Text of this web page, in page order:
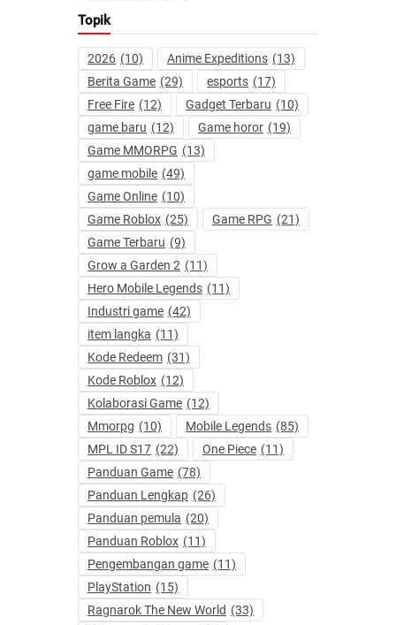
Topik
2026 (10) Anime Expeditions (13)
Berita Game (29) esports (17)
Free Fire (12) Gadget Terbaru (10)
game baru (12) Game horor (19)
Game MMORPG (13)
game mobile (49)
Game Online (10)
Game Roblox (25) Game RPG (21)
Game Terbaru (9)
Grow a Garden 2 (11)
Hero Mobile Legends (11)
Industri game (42)
item langka (11)
Kode Redeem (31)
Kode Roblox (12)
Kolaborasi Game (12)
Mmorpg (10) Mobile Legends (85)
MPL ID S17 (22) One Piece (11)
Panduan Game (78)
Panduan Lengkap (26)
Panduan pemula (20)
Panduan Roblox (11)
Pengembangan game (11)
PlayStation (15)
Ragnarok The New World (33)